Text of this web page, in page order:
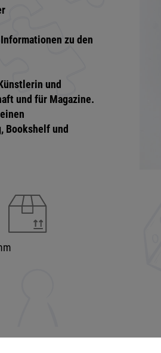
zu den
und
und für Magazine.
Bookshelf und